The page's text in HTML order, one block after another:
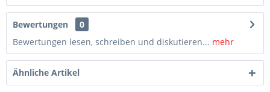
Bewertungen
0
Bewertungen lesen, schreiben und diskutieren... mehr
Ähnliche Artikel